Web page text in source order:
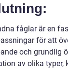
fåglar är en
för att
och grundlig
av olika typer,